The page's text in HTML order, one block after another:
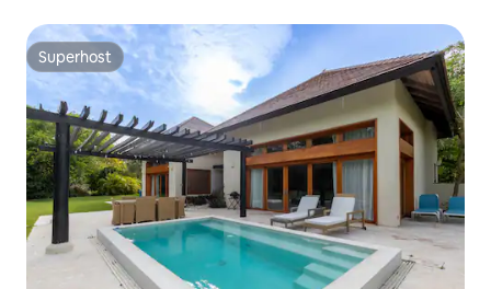
Superhost
Superhost